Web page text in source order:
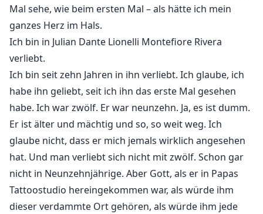
Mal sehe, wie beim ersten Mal – als hätte ich mein
ganzes Herz im Hals.
Ich bin in Julian Dante Lionelli Montefiore Rivera
verliebt.
Ich bin seit zehn Jahren in ihn verliebt. Ich glaube, ich
habe ihn geliebt, seit ich ihn das erste Mal gesehen
habe. Ich war zwölf. Er war neunzehn. Ja, es ist dumm.
Er ist älter und mächtig und so, so weit weg. Ich
glaube nicht, dass er mich jemals wirklich angesehen
hat. Und man verliebt sich nicht mit zwölf. Schon gar
nicht in Neunzehnjährige. Aber Gott, als er in Papas
Tattoostudio hereingekommen war, als würde ihm
dieser verdammte Ort gehören, als würde ihm jede